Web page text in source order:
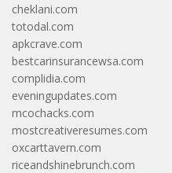
cheklani.com
totodal.com
apkcrave.com
bestcarinsurancewsa.com
complidia.com
eveningupdates.com
mcochacks.com
mostcreativeresumes.com
oxcarttavern.com
riceandshinebrunch.com